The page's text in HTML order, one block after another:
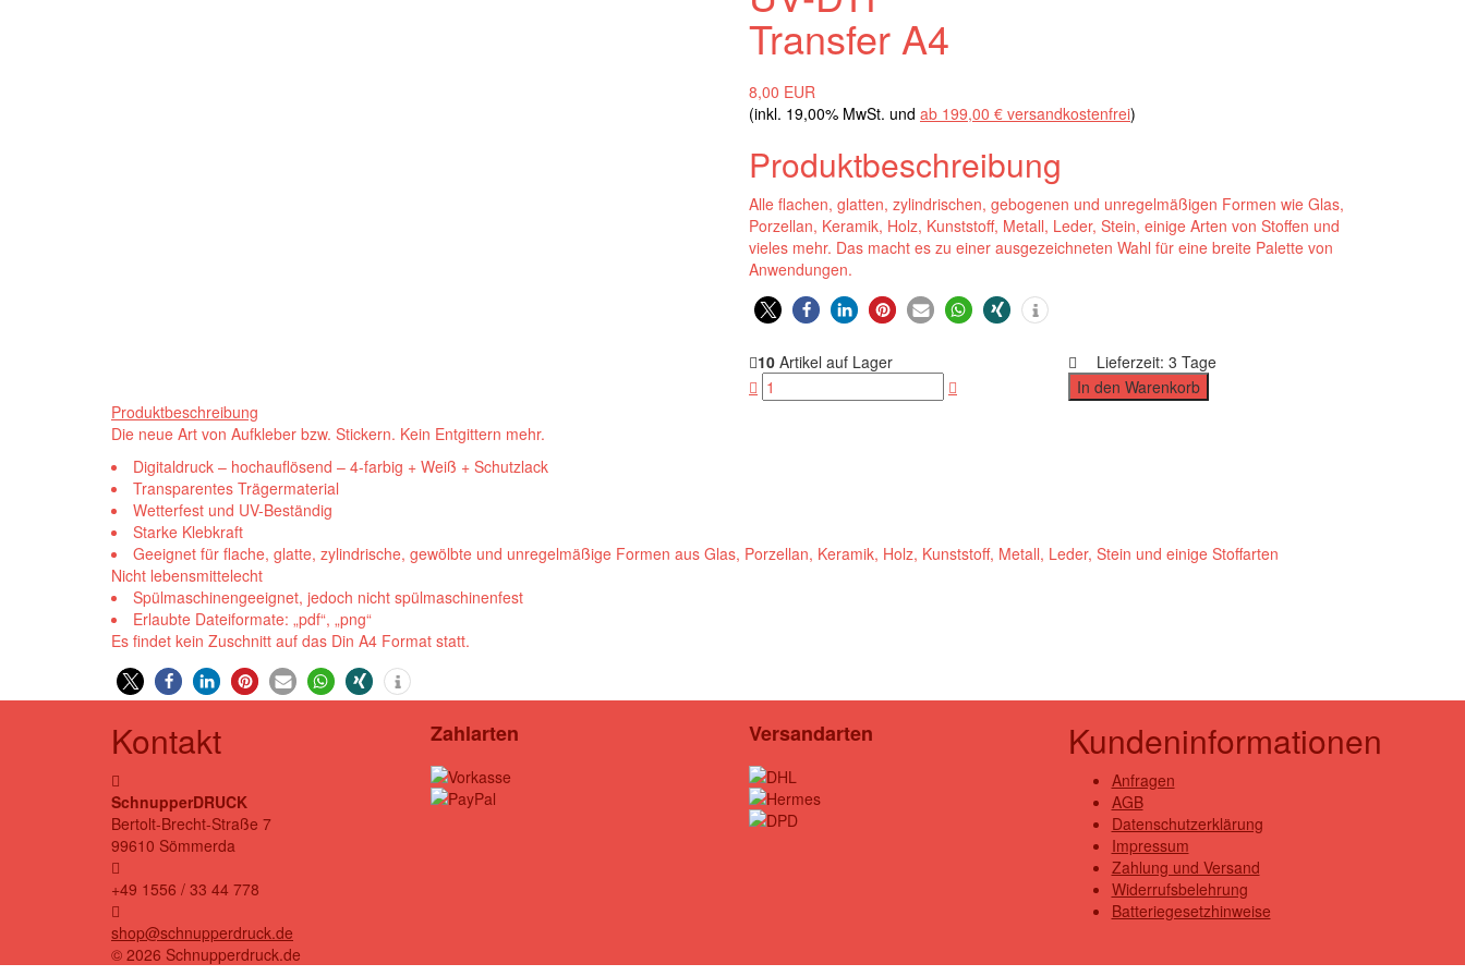
Transfer A4
8,00 EUR
(inkl. 19,00% MwSt. und ab 199,00 € versandkostenfrei)
Produktbeschreibung
Alle flachen, glatten, zylindrischen, gebogenen und unregelmäßigen Formen wie Glas,
Porzellan, Keramik, Holz, Kunststoff, Metall, Leder, Stein, einige Arten von Stoffen und
vieles mehr. Das macht es zu einer ausgezeichneten Wahl für eine breite Palette von
Anwendungen.
10 Artikel auf Lager Lieferzeit: 3 Tage
Produktbeschreibung
Die neue Art von Aufkleber bzw. Stickern. Kein Entgittern mehr.
Digitaldruck – hochauflösend – 4-farbig + Weiß + Schutzlack
Transparentes Trägermaterial
Wetterfest und UV-Beständig
Starke Klebkraft
Geeignet für flache, glatte, zylindrische, gewölbte und unregelmäßige Formen aus Glas, Porzellan, Keramik, Holz, Kunststoff, Metall, Leder, Stein und einige Stoffarten
Nicht lebensmittelecht
Spülmaschinengeeignet, jedoch nicht spülmaschinenfest
Erlaubte Dateiformate: „pdf“, „png“
Es findet kein Zuschnitt auf das Din A4 Format statt.
Kontakt
SchnupperDRUCK
Bertolt-Brecht-Straße 7
99610 Sömmerda
+49 1556 / 33 44 778
shop@schnupperdruck.de
Zahlarten Versandarten Kundeninformationen
Anfragen
AGB
Datenschutzerklärung
Impressum
Zahlung und Versand
Widerrufsbelehrung
Batteriegesetzhinweise
© 2026 Schnupperdruck.de